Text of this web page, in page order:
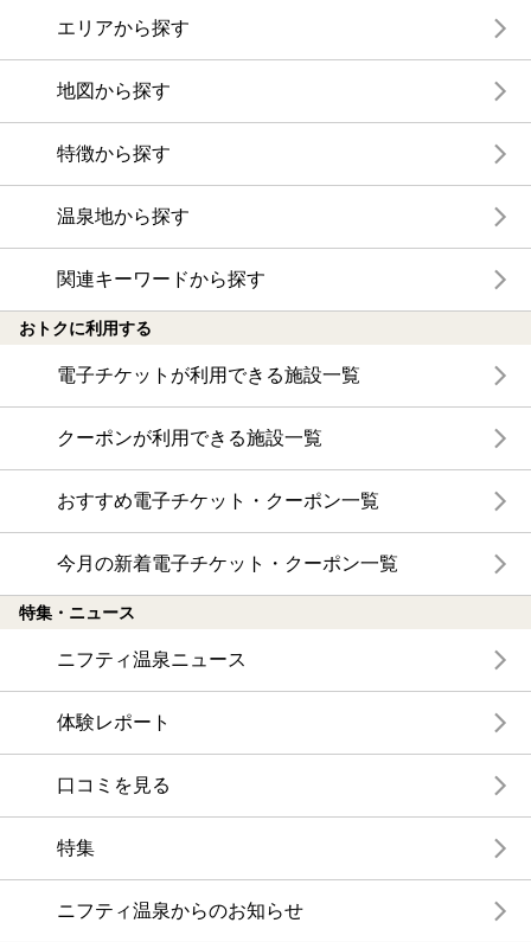
エリアから探す
地図から探す
特徴から探す
温泉地から探す
関連キーワードから探す
おトクに利用する
電子チケットが利用できる施設一覧
クーポンが利用できる施設一覧
おすすめ電子チケット・クーポン一覧
今月の新着電子チケット・クーポン一覧
特集・ニュース
ニフティ温泉ニュース
体験レポート
口コミを見る
特集
ニフティ温泉からのお知らせ